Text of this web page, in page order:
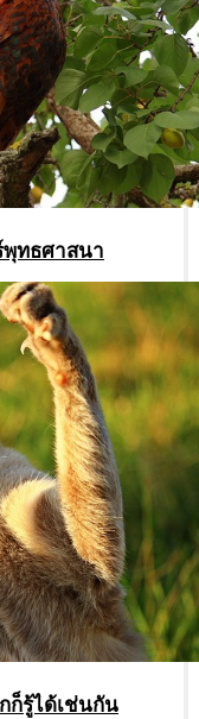
ทธศาสนา
ก็รู้ได้เช่นกัน